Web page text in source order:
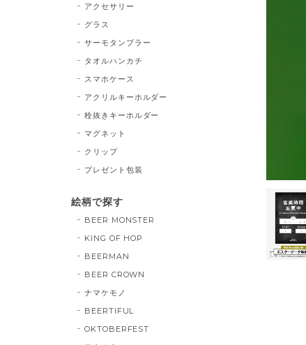
アクセサリー
グラス
サーモタンブラー
タオルハンカチ
スマホケース
アクリルキーホルダー
栓抜きキーホルダー
マグネット
クリップ
プレゼント包装
絵柄で探す
BEER MONSTER
KING OF HOP
BEERMAN
BEER CROWN
ナマケモノ
BEERTIFUL
OKTOBERFEST